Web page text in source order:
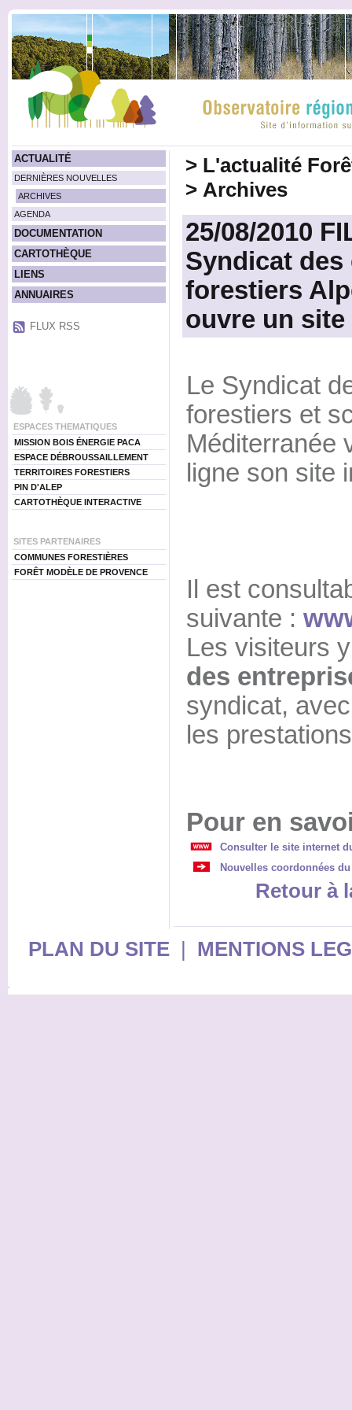
ACTUALITÉ
DERNIÈRES NOUVELLES
ARCHIVES
AGENDA
DOCUMENTATION
CARTOTHÈQUE
LIENS
ANNUAIRES
FLUX RSS
ESPACES THEMATIQUES
MISSION BOIS ÉNERGIE PACA
ESPACE DÉBROUSSAILLEMENT
TERRITOIRES FORESTIERS
PIN D'ALEP
CARTOTHÈQUE INTERACTIVE
SITES PARTENAIRES
COMMUNES FORESTIÈRES
FORÊT MODÈLE DE PROVENCE
> L'actualité
> Archives
25/08/2010
Syndicat
forestiers
ouvre un
Le Syndicat
forestiers et
Méditerranée
ligne son site
Il est
suivante :
Les visiteurs
des
syndicat,
les
Pour en
Consulter le site internet
Nouvelles coordonnées
Retour à
PLAN DU SITE| MENTIONS